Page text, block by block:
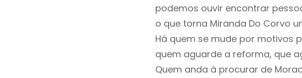
podemos ouvir encontrar
o que torna Miranda Do Corvo
Há quem se mude por motivos
quem aguarde a reforma, que
Quem anda à procurar de